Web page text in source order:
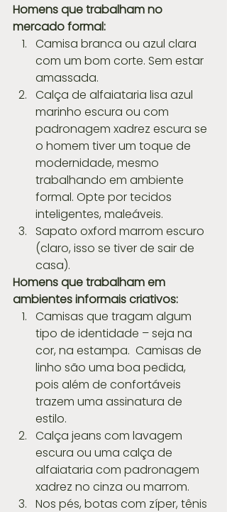
Homens que trabalham no
mercado formal:
Camisa branca ou azul clara
com um bom corte. Sem estar
amassada.
Calça de alfaiataria lisa azul
marinho escura ou com
padronagem xadrez escura se
o homem tiver um toque de
modernidade, mesmo
trabalhando em ambiente
formal. Opte por tecidos
inteligentes, maleáveis.
Sapato oxford marrom escuro
(claro, isso se tiver de sair de
casa).
Homens que trabalham em
ambientes informais criativos:
Camisas que tragam algum
tipo de identidade – seja na
cor, na estampa.  Camisas de
linho são uma boa pedida,
pois além de confortáveis
trazem uma assinatura de
estilo.
Calça jeans com lavagem
escura ou uma calça de
alfaiataria com padronagem
xadrez no cinza ou marrom.
Nos pés, botas com zíper, tênis